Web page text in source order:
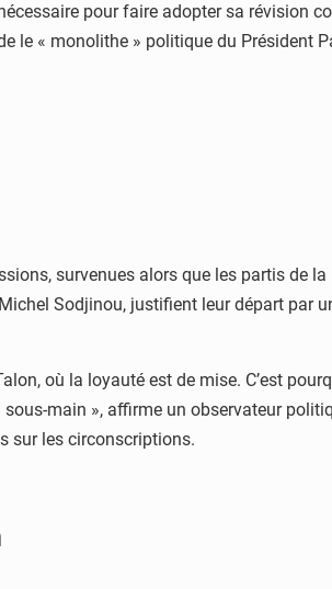
pour faire adopter sa révision
le « monolithe » politique du Président
survenues alors que les partis de la
Sodjinou, justifient leur départ par
où la loyauté est de mise. C’est
main », affirme un observateur
sur les circonscriptions.